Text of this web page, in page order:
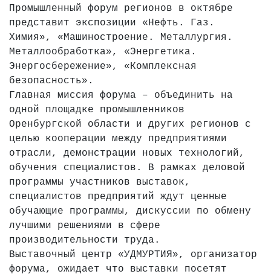
Промышленный форум регионов в октябре
представит экспозиции «Нефть. Газ.
Химия», «Машиностроение. Металлургия.
Металлообработка», «Энергетика.
Энергосбережение», «Комплексная
безопасность».
Главная миссия форума – объединить на
одной площадке промышленников
Оренбургской области и других регионов с
целью кооперации между предприятиями
отрасли, демонстрации новых технологий,
обучения специалистов. В рамках деловой
программы участников выставок,
специалистов предприятий ждут ценные
обучающие программы, дискуссии по обмену
лучшими решениями в сфере
производительности труда.
Выставочный центр «УДМУРТИЯ», организатор
форума, ожидает что выставки посетят